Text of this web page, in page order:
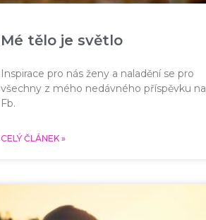
Mé tělo je světlo
Inspirace pro nás ženy a naladění se pro
všechny z mého nedávného příspěvku na
Fb.
CELÝ ČLÁNEK »